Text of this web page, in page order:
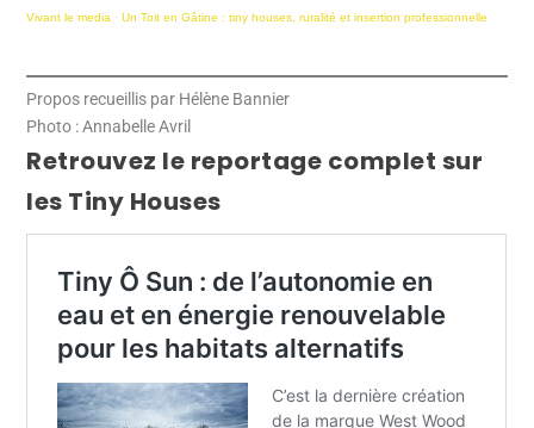
Vivant le media ·Un Toit en Gâtine : tiny houses, ruralité et insertion professionnelle
Propos recueillis par Hélène Bannier
Photo : Annabelle Avril
Retrouvez le reportage complet sur
les Tiny Houses